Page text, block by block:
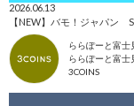
2026.06.13
ららぽーと富士
ららぽーと富士
3COINS